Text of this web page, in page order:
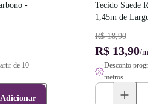
-
de 10
Adicionar
Tecido Suede
1,45m de
R$ 18,90
R$ 13,90/
Desconto
metros